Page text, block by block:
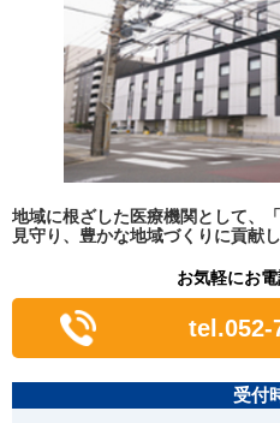
地域に根ざした医療機関として、
見守り、豊かな地域づくりに貢献し
お気軽にお
tel.052-
受付